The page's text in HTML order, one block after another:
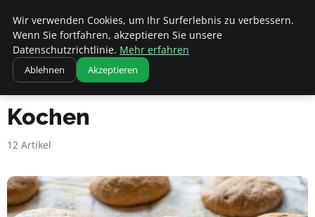
Apemania Shop
Startseite Kochen
Kochen
12 Artikel
Wir verwenden Cookies, um Ihr Surferlebnis zu verbessern.
Wenn Sie fortfahren, akzeptieren Sie unsere
Datenschutzrichtlinie. Mehr erfahren
Ablehnen Akzeptieren